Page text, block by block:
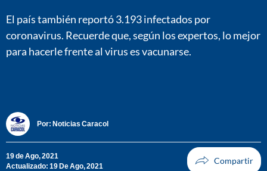
El país también reportó 3.193 infectados por
coronavirus. Recuerde que, según los expertos, lo mejor
para hacerle frente al virus es vacunarse.
Por: Noticias Caracol
19 de Ago, 2021
Actualizado: 19 De Ago, 2021